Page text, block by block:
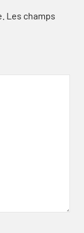
Les champs